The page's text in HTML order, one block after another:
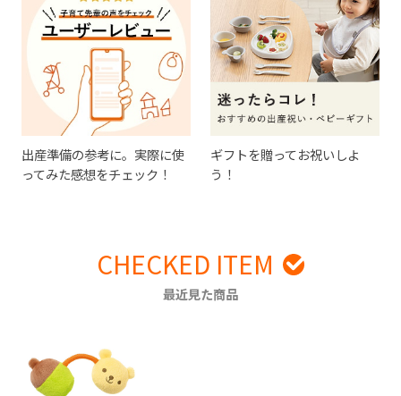
出産準備の参考に。実際に使
ってみた感想をチェック！
ギフトを贈ってお祝いしよ
う！
CHECKED ITEM
最近見た商品